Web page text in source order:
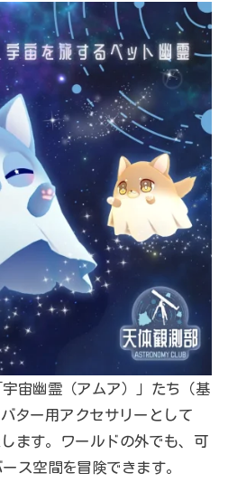
宙幽霊（アムア）」たち（基
ター用アクセサリーとして
します。ワールドの外でも、可
ス空間を冒険できます。